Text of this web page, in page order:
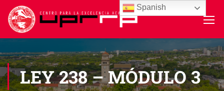
LEY 238 – MÓDULO 3
Spanish